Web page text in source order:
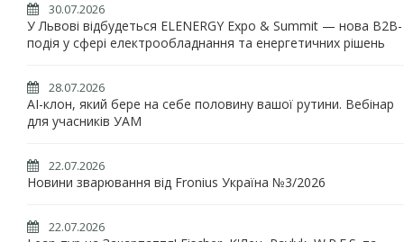
30.07.2026
У Львові відбудеться ELENERGY Expo & Summit — нова B2B-
подія у сфері електрообладнання та енергетичних рішень
28.07.2026
AI-клон, який бере на себе половину вашої рутини. Вебінар
для учасників УАМ
22.07.2026
Новини зварювання від Fronius Україна №3/2026
22.07.2026